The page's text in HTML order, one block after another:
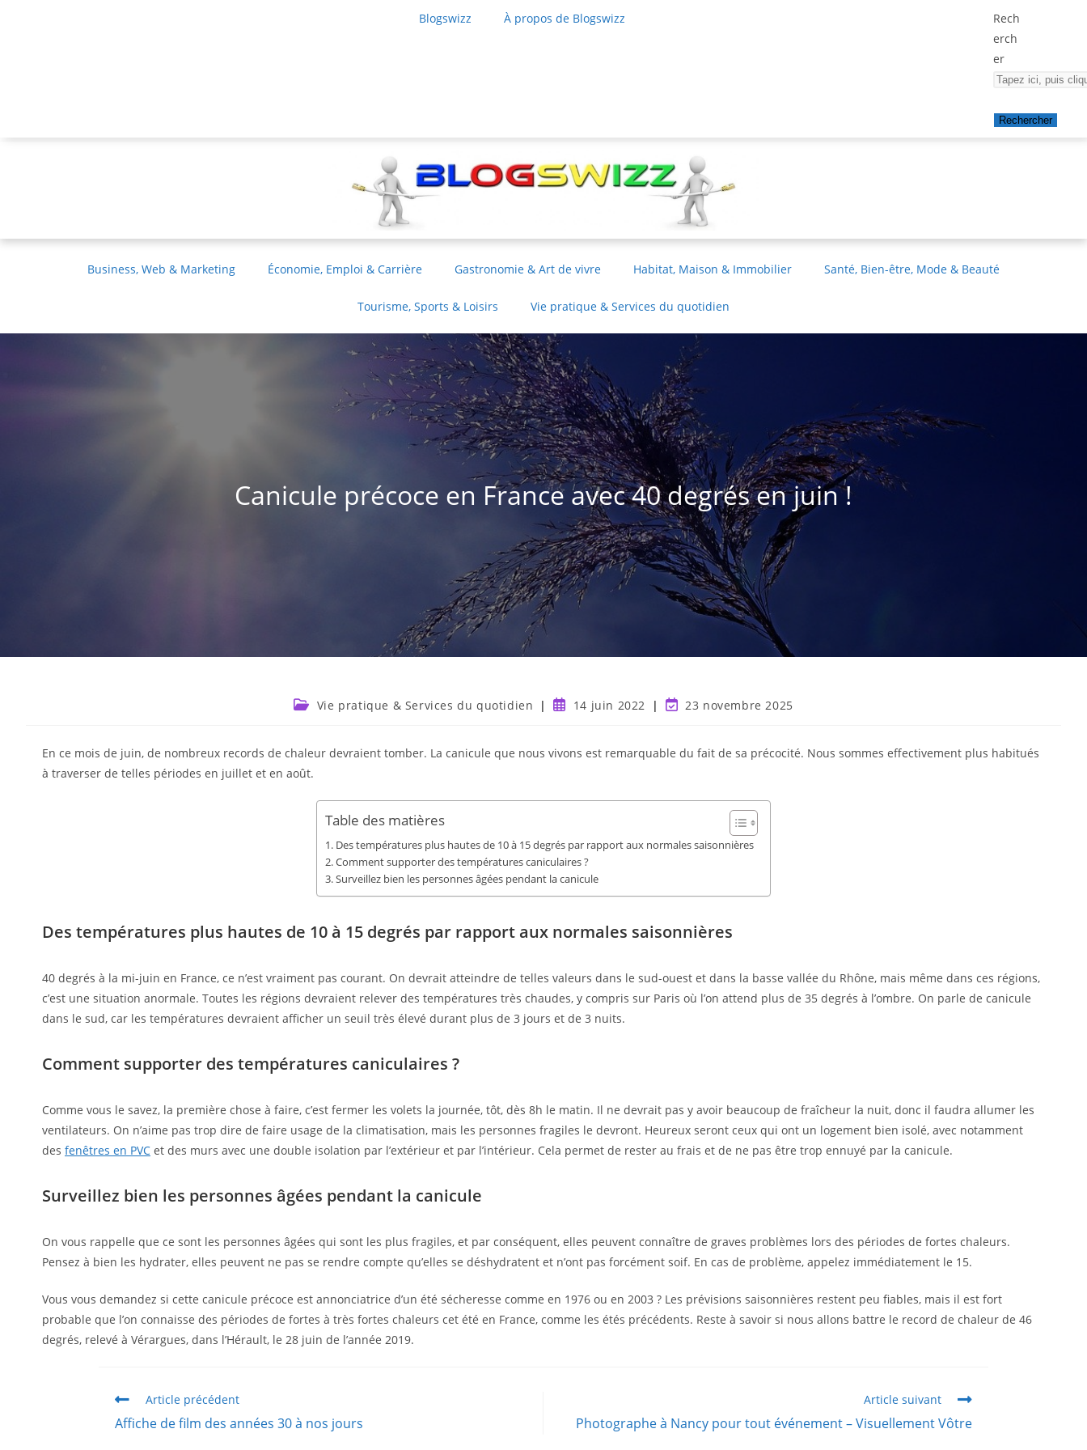
Blogswizz À propos de Blogswizz
Rech
erch
er
Rechercher
Business, Web & Marketing Économie, Emploi & Carrière Gastronomie & Art de vivre Habitat, Maison & Immobilier Santé, Bien-être, Mode & Beauté
Tourisme, Sports & Loisirs Vie pratique & Services du quotidien
Canicule précoce en France avec 40 degrés en juin !
Vie pratique & Services du quotidien 14 juin 2022 23 novembre 2025
En ce mois de juin, de nombreux records de chaleur devraient tomber. La canicule que nous vivons est remarquable du fait de sa précocité. Nous sommes effectivement plus habitués
à traverser de telles périodes en juillet et en août.
Table des matières
Des températures plus hautes de 10 à 15 degrés par rapport aux normales saisonnières
Comment supporter des températures caniculaires ?
Surveillez bien les personnes âgées pendant la canicule
Des températures plus hautes de 10 à 15 degrés par rapport aux normales saisonnières
40 degrés à la mi-juin en France, ce n’est vraiment pas courant. On devrait atteindre de telles valeurs dans le sud-ouest et dans la basse vallée du Rhône, mais même dans ces régions,
c’est une situation anormale. Toutes les régions devraient relever des températures très chaudes, y compris sur Paris où l’on attend plus de 35 degrés à l’ombre. On parle de canicule
dans le sud, car les températures devraient afficher un seuil très élevé durant plus de 3 jours et de 3 nuits.
Comment supporter des températures caniculaires ?
Comme vous le savez, la première chose à faire, c’est fermer les volets la journée, tôt, dès 8h le matin. Il ne devrait pas y avoir beaucoup de fraîcheur la nuit, donc il faudra allumer les
ventilateurs. On n’aime pas trop dire de faire usage de la climatisation, mais les personnes fragiles le devront. Heureux seront ceux qui ont un logement bien isolé, avec notamment
des fenêtres en PVC et des murs avec une double isolation par l’extérieur et par l’intérieur. Cela permet de rester au frais et de ne pas être trop ennuyé par la canicule.
Surveillez bien les personnes âgées pendant la canicule
On vous rappelle que ce sont les personnes âgées qui sont les plus fragiles, et par conséquent, elles peuvent connaître de graves problèmes lors des périodes de fortes chaleurs.
Pensez à bien les hydrater, elles peuvent ne pas se rendre compte qu’elles se déshydratent et n’ont pas forcément soif. En cas de problème, appelez immédiatement le 15.
Vous vous demandez si cette canicule précoce est annonciatrice d’un été sécheresse comme en 1976 ou en 2003 ? Les prévisions saisonnières restent peu fiables, mais il est fort
probable que l’on connaisse des périodes de fortes à très fortes chaleurs cet été en France, comme les étés précédents. Reste à savoir si nous allons battre le record de chaleur de 46
degrés, relevé à Vérargues, dans l’Hérault, le 28 juin de l’année 2019.
Article précédent
Affiche de film des années 30 à nos jours
Article suivant
Photographe à Nancy pour tout événement – Visuellement Vôtre